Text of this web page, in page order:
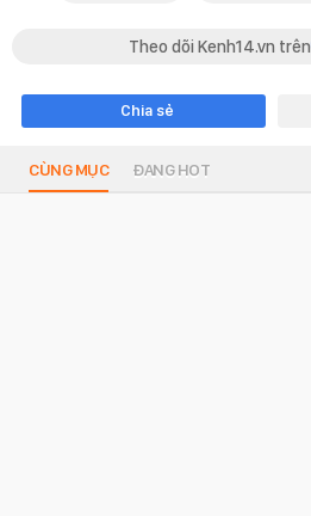
Theo dõi Kenh14.vn trên
Chia sẻ
CÙNG MỤC ĐANG HOT